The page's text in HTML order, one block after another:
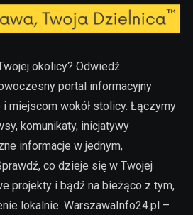
okolicy? Odwiedź
portal informacyjny
miejscom wokół stolicy. Łączymy
komunikaty, inicjatywy
informacje w jednym,
co dzieje się w Twojej
projekty i bądź na bieżąco z tym,
lokalnie. WarszawaInfo24.pl –